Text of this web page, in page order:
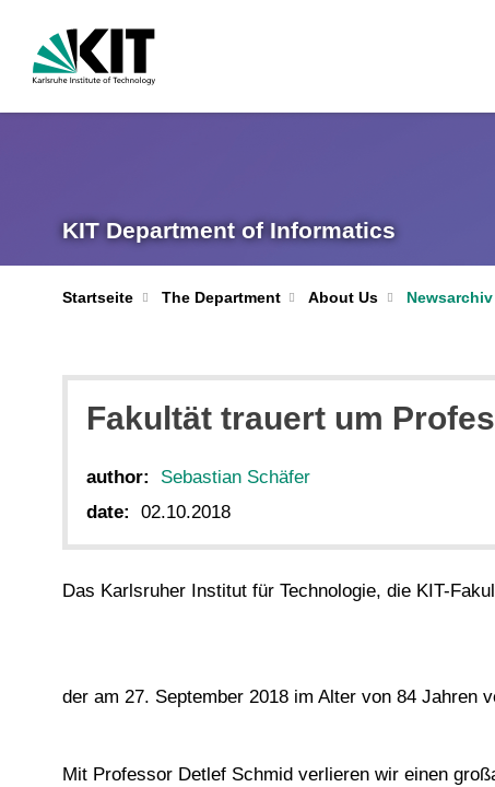
KIT Department of Informatics
Startseite The Department About Us Newsarchiv
Fakultät trauert um
author:
Sebastian Schäfer
date:
02.10.2018
Das Karlsruher Institut für Technologie, die KIT-
der am 27. September 2018 im Alter von 84 Jahren
Mit Professor Detlef Schmid verlieren wir einen